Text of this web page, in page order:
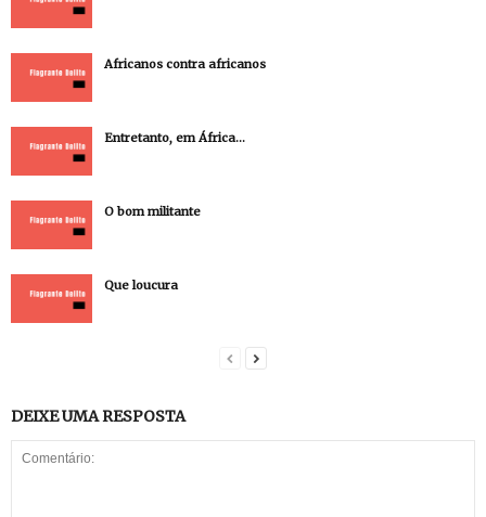
Africanos contra africanos
Entretanto, em África…
O bom militante
Que loucura
DEIXE UMA RESPOSTA